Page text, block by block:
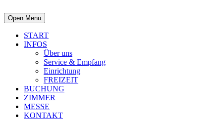
Open Menu
START
INFOS
Über uns
Service & Empfang
Einrichtung
FREIZEIT
BUCHUNG
ZIMMER
MESSE
KONTAKT